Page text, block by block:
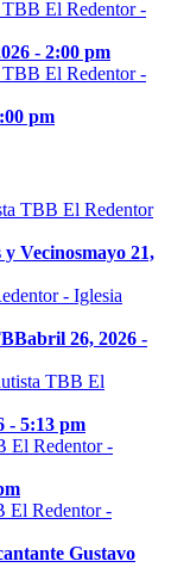
- 2:00 pm
pm
Vecinosmayo 21,
abril 26, 2026 -
- 5:13 pm
Gustavo